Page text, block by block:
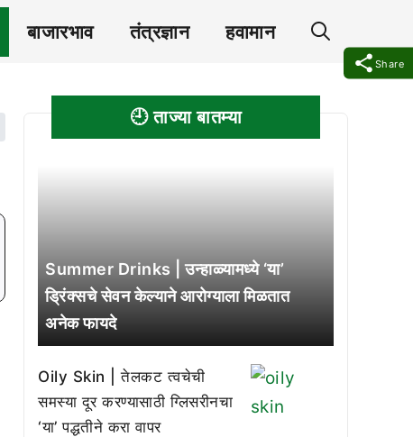
बाजारभाव तंत्रज्ञान हवामान
Share
🕘 ताज्या बातम्या
Summer Drinks | उन्हाळ्यामध्ये ‘या’
ड्रिंक्सचे सेवन केल्याने आरोग्याला मिळतात
अनेक फायदे
Oily Skin | तेलकट त्वचेची
समस्या दूर करण्यासाठी ग्लिसरीनचा
‘या’ पद्धतीने करा वापर